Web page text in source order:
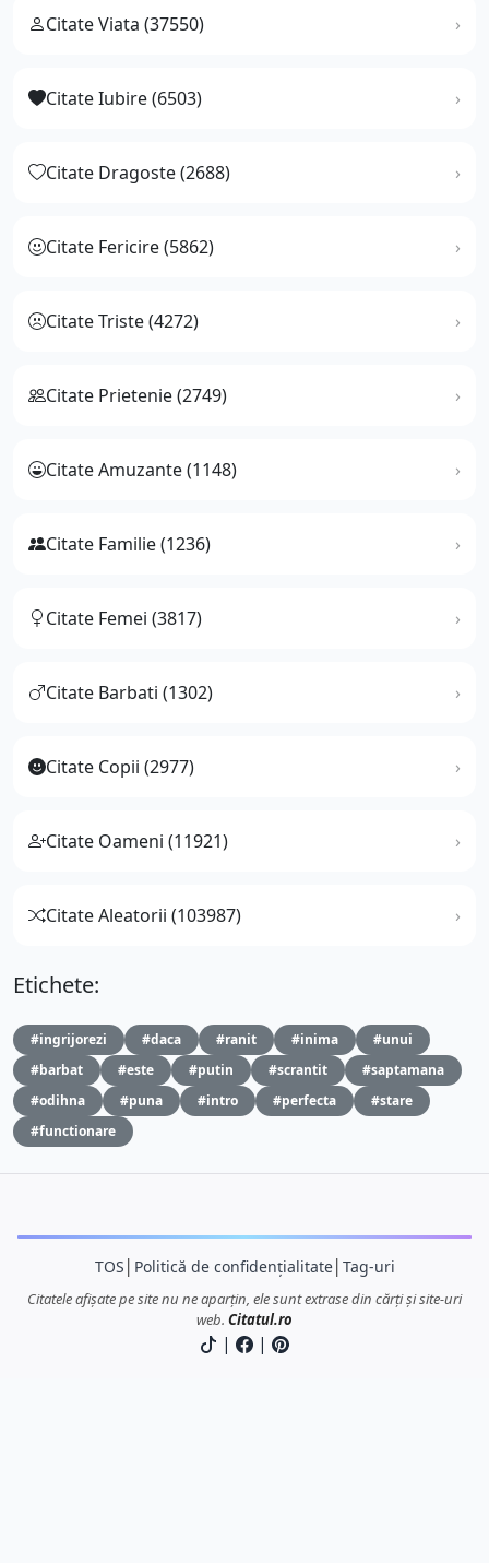
Citate Viata (37550)
Citate Iubire (6503)
Citate Dragoste (2688)
Citate Fericire (5862)
Citate Triste (4272)
Citate Prietenie (2749)
Citate Amuzante (1148)
Citate Familie (1236)
Citate Femei (3817)
Citate Barbati (1302)
Citate Copii (2977)
Citate Oameni (11921)
Citate Aleatorii (103987)
Etichete:
#ingrijorezi #daca #ranit #inima
#unui
#barbat
#este #putin #scrantit
#saptamana
#odihna
#puna #intro #perfecta
#stare
#functionare
TOS Politică de confidențialitate│ Tag-uri
Citatele afișate pe site nu ne aparțin, ele sunt extrase din cărți și site-uri
web. Citatul.ro
| |